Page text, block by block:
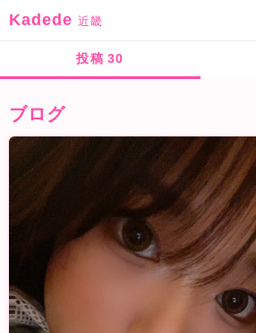
Kadede 近畿
投稿 30
ブログ